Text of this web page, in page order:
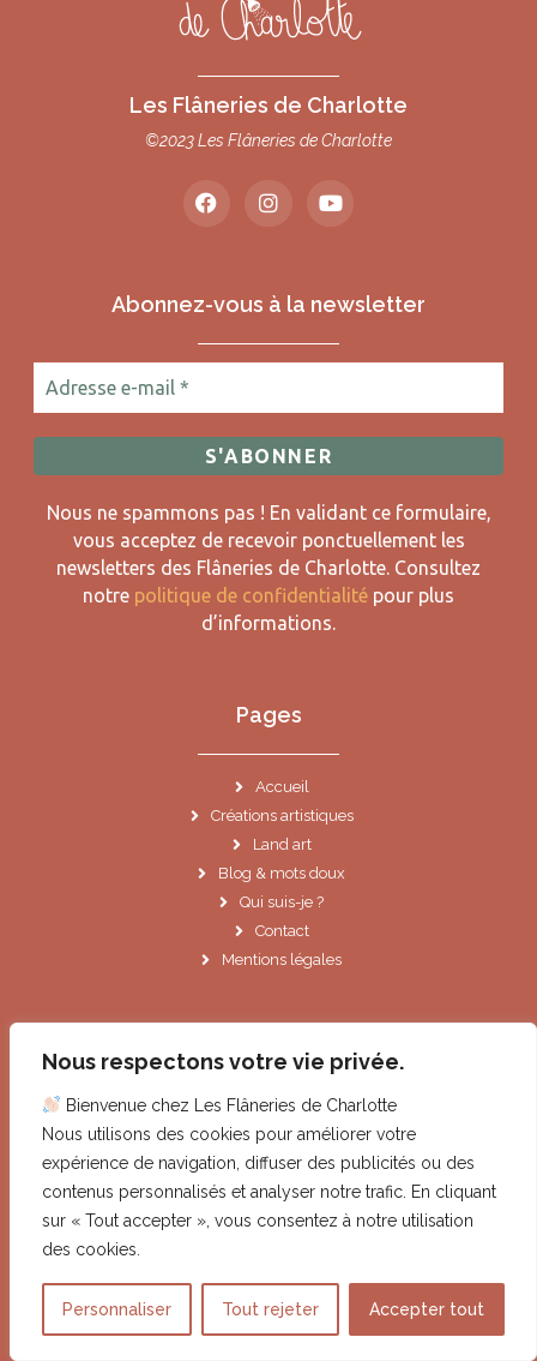
Nous respectons votre vie privée.
Bienvenue chez Les Flâneries de Charlotte
Nous utilisons des cookies pour améliorer votre
expérience de navigation, diffuser des publicités ou des
contenus personnalisés et analyser notre trafic. En cliquant
sur « Tout accepter », vous consentez à notre utilisation
des cookies.
Personnaliser Tout rejeter Accepter tout
Les Flâneries de Charlotte
©2023 Les Flâneries de Charlotte
Abonnez-vous à la newsletter
Nous ne spammons pas ! En validant ce formulaire,
vous acceptez de recevoir ponctuellement les
newsletters des Flâneries de Charlotte. Consultez
notre politique de confidentialité pour plus
d’informations.
Pages
Accueil
Créations artistiques
Land art
Blog & mots doux
Qui suis-je ?
Contact
Mentions légales
Informations
Le Cannet (06)
contact@lesflaneriesdecharlotte.fr
Droits images et illustrations
pour toute utilisation.